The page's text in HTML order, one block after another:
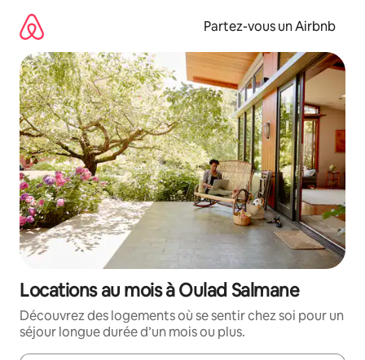
directement
contenu
Partez-vous un Airbnb
Locations au mois à Oulad Salmane
Découvrez des logements où se sentir chez soi pour un
séjour longue durée d’un mois ou plus.